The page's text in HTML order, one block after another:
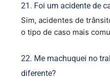
21. Foi um acidente de
Sim, acidentes de
o tipo de caso mais
22. Me machuquei no
diferente?